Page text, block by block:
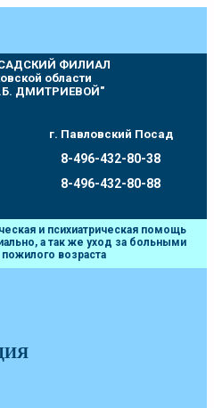
ФИЛИАЛ
области
ДМИТРИЕВОЙ"
г. Павловский Посад
8-496-432-80-38
8-496-432-80-88
и психиатрическая помощь
а так же уход за больными
пожилого возраста